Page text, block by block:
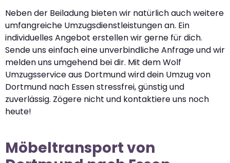
Neben der Beiladung bieten wir natürlich auch weitere
umfangreiche Umzugsdienstleistungen an. Ein
individuelles Angebot erstellen wir gerne für dich.
Sende uns einfach eine unverbindliche Anfrage und wir
melden uns umgehend bei dir. Mit dem Wolf
Umzugsservice aus Dortmund wird dein Umzug von
Dortmund nach Essen stressfrei, günstig und
zuverlässig. Zögere nicht und kontaktiere uns noch
heute!
Möbeltransport von